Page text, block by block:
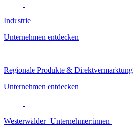
Industrie
Unternehmen entdecken
Regionale Produkte & Direktvermarktung
Unternehmen entdecken
Westerwälder Unternehmer:innen